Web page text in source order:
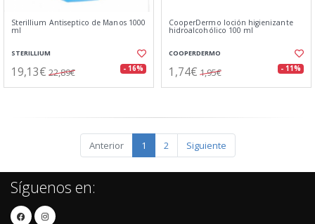
Sterillium Antiseptico de Manos 1000
ml
STERILLIUM
19,13€ 22,89€ - 16%
CooperDermo loción higienizante
hidroalcohólico 100 ml
COOPERDERMO
1,74€ 1,95€ - 11%
Anterior 1 2 Siguiente
Síguenos en: